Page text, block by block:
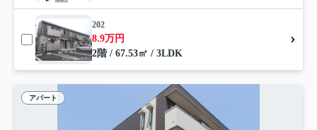
202
8.9万円
2階 / 67.53㎡ / 3LDK
アパート